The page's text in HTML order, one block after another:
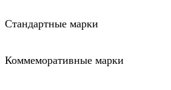
Стандартные марки
Коммеморативные марки